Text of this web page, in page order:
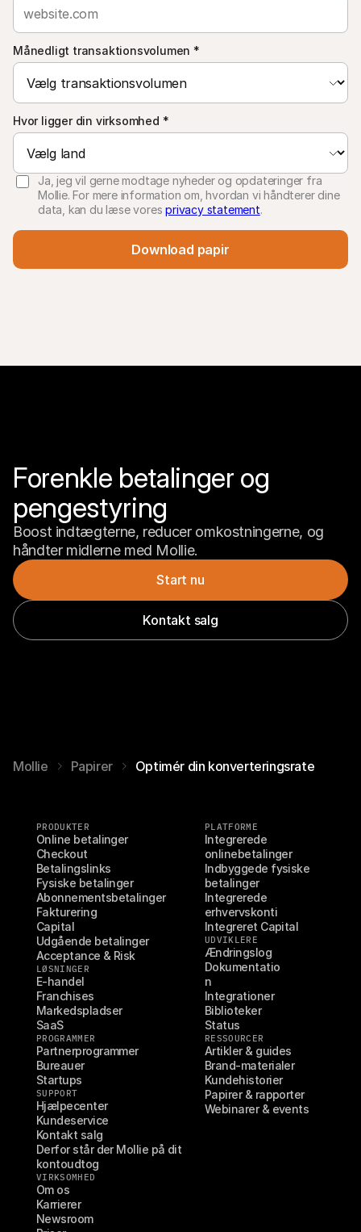
Månedligt transaktionsvolumen *
Hvor ligger din virksomhed *
Ja, jeg vil gerne modtage nyheder og opdateringer fra
Mollie. For mere information om, hvordan vi håndterer dine
data, kan du læse voresprivacy statement.
Download papir
Forenkle betalinger og
pengestyring
Boost indtægterne, reducer omkostningerne, og
håndter midlerne med Mollie.
Start nu
Kontakt salg
Mollie Papirer Optimér din konverteringsrate
PRODUKTER
Online betalinger
Checkout
Betalingslinks
Fysiske betalinger
Abonnementsbetalinger
Fakturering
Capital
Udgående betalinger
Acceptance & Risk
LØSNINGER
E-handel
Franchises
Markedspladser
SaaS
PROGRAMMER
Partnerprogrammer
Bureauer
Startups
SUPPORT
Hjælpecenter
Kundeservice
Kontakt salg
Derfor står der Mollie på dit
kontoudtog
VIRKSOMHED
Om os
Karrierer
Newsroom
PLATFORME
Integrerede
onlinebetalinger
Indbyggede fysiske
betalinger
Integrerede
erhvervskonti
Integreret Capital
UDVIKLERE
Ændringslog
Dokumentatio
n
Integrationer
Biblioteker
Status
RESSOURCER
Artikler & guides
Brand-materialer
Kundehistorier
Papirer & rapporter
Webinarer & events